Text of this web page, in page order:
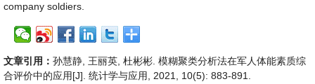
company soldiers.
文章引用： 孙慧静, 王丽英, 杜彬彬. 模糊聚类分析法在军人体能素质综
合评价中的应用[J]. 统计学与应用, 2021, 10(5): 883-891.